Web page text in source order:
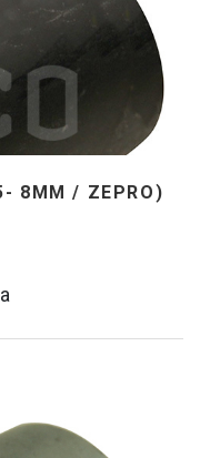
8MM / ZEPRO)